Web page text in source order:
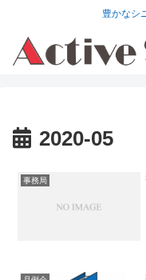
豊かなシ
2020-05
事務局